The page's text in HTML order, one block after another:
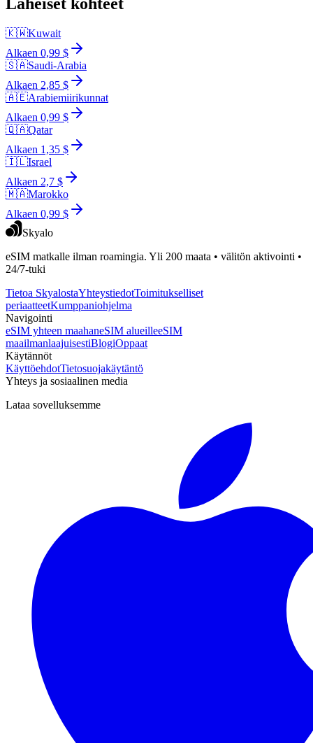
Läheiset kohteet
🇰🇼Kuwait
Alkaen 0,99 $
🇸🇦Saudi-Arabia
Alkaen 2,85 $
🇦🇪Arabiemiirikunnat
Alkaen 0,99 $
🇶🇦Qatar
Alkaen 1,35 $
🇮🇱Israel
Alkaen 2,7 $
🇲🇦Marokko
Alkaen 0,99 $
Skyalo
eSIM matkalle ilman roamingia. Yli 200 maata • välitön aktivointi •
24/7-tuki
Tietoa SkyalostaYhteystiedotToimitukselliset
periaatteetKumppaniohjelma
Navigointi
eSIM yhteen maahaneSIM alueilleeSIM
maailmanlaajuisestiBlogiOppaat
Käytännöt
KäyttöehdotTietosuojakäytäntö
Yhteys ja sosiaalinen media
Lataa sovelluksemme